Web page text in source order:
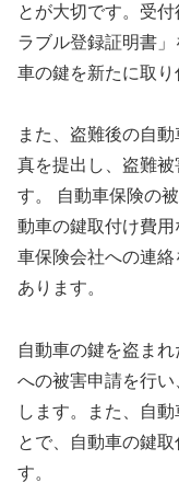
とが大切です。受
ラブル登録証明書
車の鍵を新たに取り
また、盗難後の自
真を提出し、盗難
す。 自動車保険の
動車の鍵取付け費
車保険会社への連
あります。
自動車の鍵を盗ま
への被害申請を行
します。また、自
とで、自動車の鍵
す。